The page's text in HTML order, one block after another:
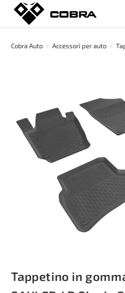
Salta
contenuto
Cobra Auto > Accessori per auto >
Tappetino in